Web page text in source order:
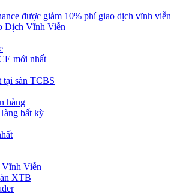
được giảm 10% phí giao dịch vĩnh viễn
Dịch Vĩnh Viễn
mới nhất
sàn TCBS
hàng
bất kỳ
Viễn
XTB